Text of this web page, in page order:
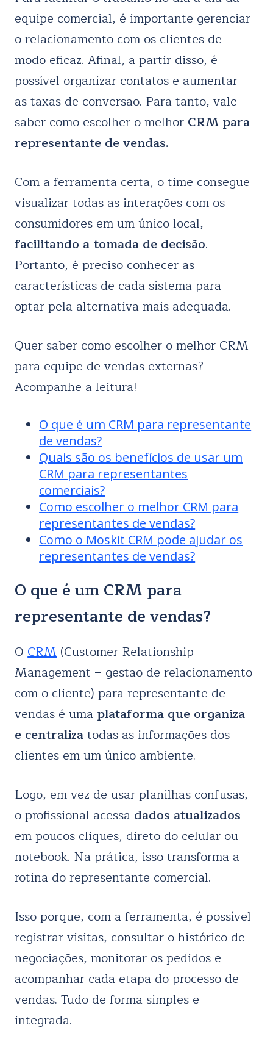
equipe comercial, é importante gerenciar
o relacionamento com os clientes de
modo eficaz. Afinal, a partir disso, é
possível organizar contatos e aumentar
as taxas de conversão. Para tanto, vale
saber como escolher o melhor CRM para
representante de vendas.
Com a ferramenta certa, o time consegue
visualizar todas as interações com os
consumidores em um único local,
facilitando a tomada de decisão.
Portanto, é preciso conhecer as
características de cada sistema para
optar pela alternativa mais adequada.
Quer saber como escolher o melhor CRM
para equipe de vendas externas?
Acompanhe a leitura!
O que é um CRM para representante
de vendas?
Quais são os benefícios de usar um
CRM para representantes
comerciais?
Como escolher o melhor CRM para
representantes de vendas?
Como o Moskit CRM pode ajudar os
representantes de vendas?
O que é um CRM para
representante de vendas?
OCRM(Customer Relationship
Management – gestão de relacionamento
com o cliente) para representante de
vendas é uma plataforma que organiza
e centralizatodas as informações dos
clientes em um único ambiente.
Logo, em vez de usar planilhas confusas,
o profissional acessa dados atualizados
em poucos cliques, direto do celular ou
notebook. Na prática, isso transforma a
rotina do representante comercial.
Isso porque, com a ferramenta, é possível
registrar visitas, consultar o histórico de
negociações, monitorar os pedidos e
acompanhar cada etapa do processo de
vendas. Tudo de forma simples e
integrada.